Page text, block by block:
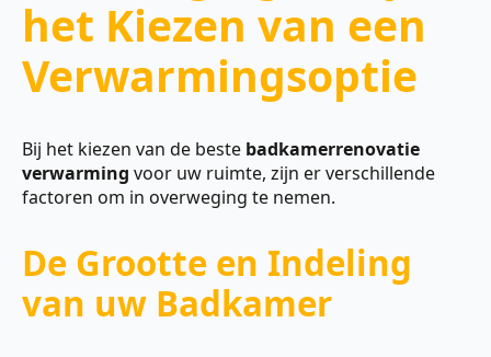
het Kiezen van een
Verwarmingsoptie
Bij het kiezen van de beste badkamerrenovatie
verwarming voor uw ruimte, zijn er verschillende
factoren om in overweging te nemen.
De Grootte en Indeling
van uw Badkamer